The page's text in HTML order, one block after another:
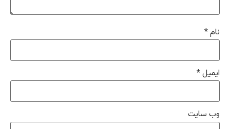
نام*
ایمیل*
وب‌ سایت